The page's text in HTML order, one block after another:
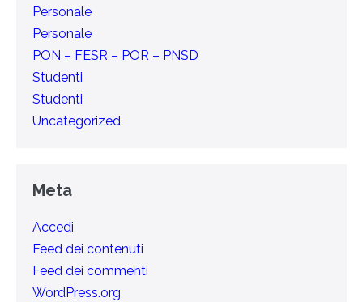
Personale
Personale
PON – FESR – POR – PNSD
Studenti
Studenti
Uncategorized
Meta
Accedi
Feed dei contenuti
Feed dei commenti
WordPress.org